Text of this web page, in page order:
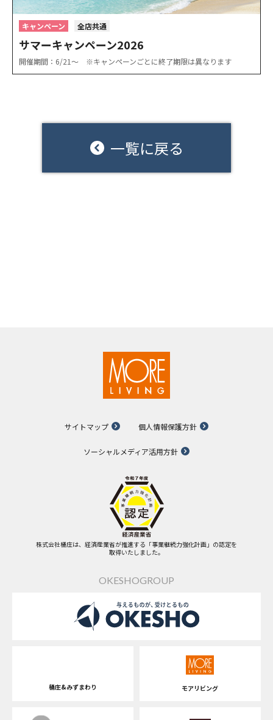
キャンペーン 全店共通
サマーキャンペーン2026
開催期間：6/21〜 ※キャンペーンごとに終了期限は異なります
一覧に戻る
サイトマップ 個人情報保護方針
ソーシャルメディア活用方針
株式会社桶庄は、経済産業省が推進する「事業継続力強化計画」の認定を
取得いたしました。
OKESHOGROUP
桶庄&みずまわり モアリビング